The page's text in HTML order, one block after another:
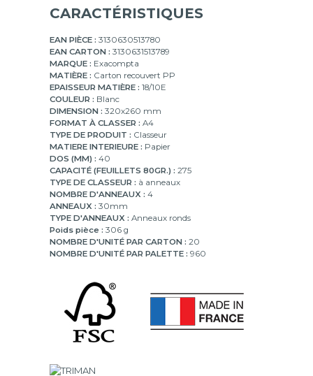
CARACTÉRISTIQUES
EAN PIÈCE : 3130630513780
EAN CARTON : 3130631513789
MARQUE : Exacompta
MATIÈRE : Carton recouvert PP
EPAISSEUR MATIÈRE : 18/10E
COULEUR : Blanc
DIMENSION : 320x260 mm
FORMAT À CLASSER : A4
TYPE DE PRODUIT : Classeur
MATIERE INTERIEURE : Papier
DOS (MM) : 40
CAPACITÉ (FEUILLETS 80GR.) : 275
TYPE DE CLASSEUR : à anneaux
NOMBRE D'ANNEAUX : 4
ANNEAUX : 30mm
TYPE D'ANNEAUX : Anneaux ronds
Poids pièce : 306 g
NOMBRE D'UNITÉ PAR CARTON : 20
NOMBRE D'UNITÉ PAR PALETTE : 960